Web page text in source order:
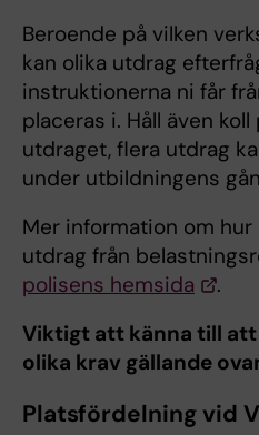
Beroende på vilken
kan olika utdrag
instruktionerna ni får
placeras i. Håll även
utdraget, flera utdrag
under utbildningens
Mer information om
utdrag från
polisens hemsida
.
Viktigt att känna till
olika krav gällande
Platsfördelning vid